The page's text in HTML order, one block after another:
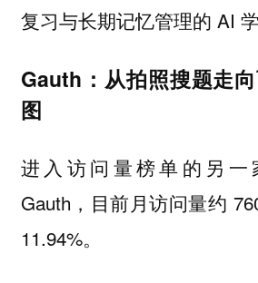
复习与长期记忆管理的 AI 学
Gauth：从拍照搜题走
图
进入访问量榜单的另一
Gauth，目前月访问量约
11.94%。